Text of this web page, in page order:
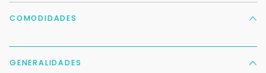
COMODIDADES
GENERALIDADES